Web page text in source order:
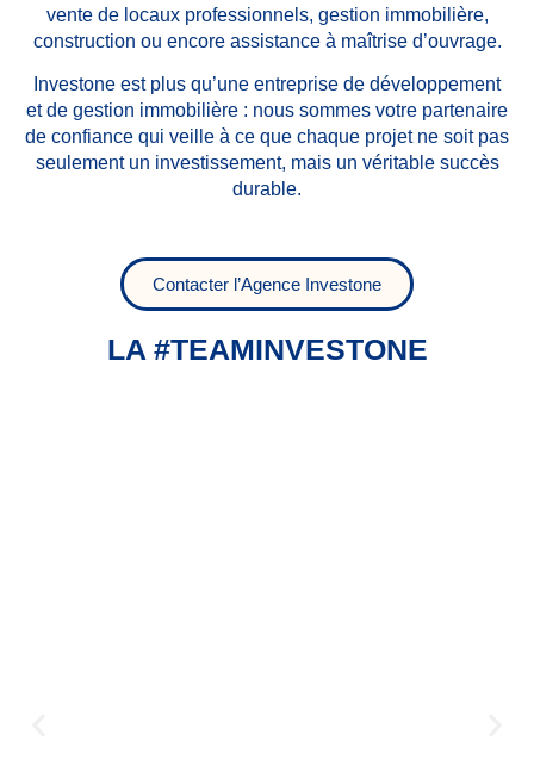
vente de locaux professionnels, gestion immobilière,
construction ou encore assistance à maîtrise d’ouvrage.
Investone est plus qu’une entreprise de développement
et de gestion immobilière : nous sommes votre partenaire
de confiance qui veille à ce que chaque projet ne soit pas
seulement un investissement, mais un véritable succès
durable.
Contacter l’Agence Investone
LA #TEAMINVESTONE